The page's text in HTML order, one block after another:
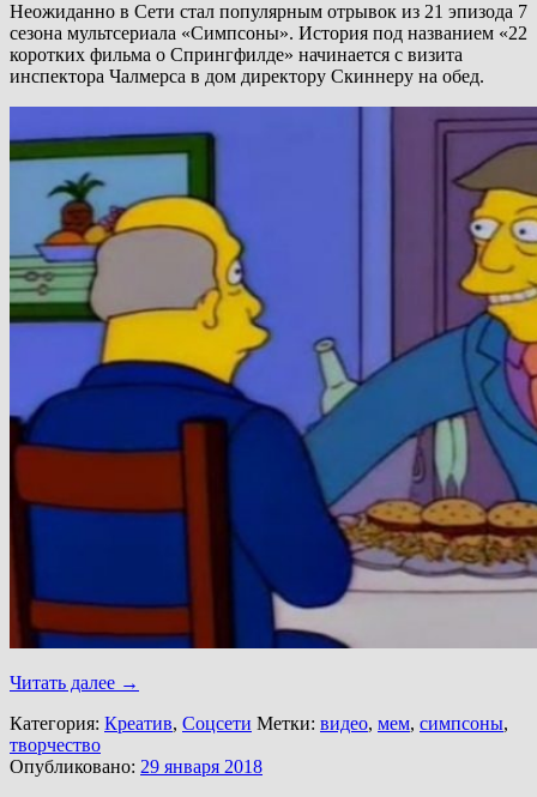
Неожиданно в Сети стал популярным отрывок из 21 эпизода 7
сезона мультсериала «Симпсоны». История под названием «22
коротких фильма о Спрингфилде» начинается с визита
инспектора Чалмерса в дом директору Скиннеру на обед.
Читать далее →
Категория: Креатив, Соцсети Метки: видео, мем, симпсоны,
творчество
Опубликовано: 29 января 2018